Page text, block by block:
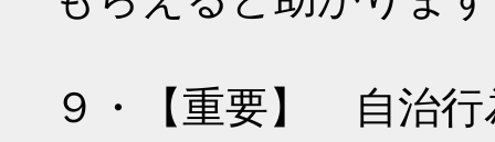
９・【重要】 自治行